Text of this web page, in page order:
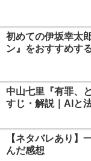
初めての伊坂幸太
ン』をおすすめす
中山七里『有罪、
すじ・解説｜AIと
【ネタバレあり】
んだ感想